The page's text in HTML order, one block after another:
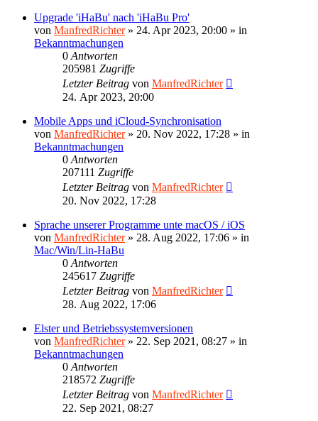
Upgrade 'iHaBu' nach 'iHaBu Pro'
von ManfredRichter» 24. Apr 2023, 20:00 » in
Bekanntmachungen
0 Antworten
205981 Zugriffe
Letzter Beitrag von ManfredRichter
24. Apr 2023, 20:00
Mobile Apps und iCloud-Synchronisation
von ManfredRichter» 20. Nov 2022, 17:28 » in
Bekanntmachungen
0 Antworten
207111 Zugriffe
Letzter Beitrag von ManfredRichter
20. Nov 2022, 17:28
Sprache unserer Programme unte macOS / iOS
von ManfredRichter» 28. Aug 2022, 17:06 » in
Mac/Win/Lin-HaBu
0 Antworten
245617 Zugriffe
Letzter Beitrag von ManfredRichter
28. Aug 2022, 17:06
Elster und Betriebssystemversionen
von ManfredRichter» 22. Sep 2021, 08:27 » in
Bekanntmachungen
0 Antworten
218572 Zugriffe
Letzter Beitrag von ManfredRichter
22. Sep 2021, 08:27